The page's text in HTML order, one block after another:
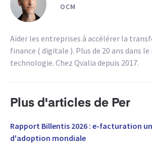
OCM
Aider les entreprises à accélérer la
finance ( digitale ). Plus de 20 ans dans
technologie. Chez Qvalia depuis 2017.
Plus d'articles de Per
Rapport Billentis 2026 : e-facturation
d'adoption mondiale